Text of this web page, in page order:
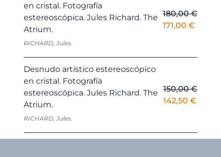
en cristal. Fotografía
estereoscópica. Jules Richard. The
Atrium.
RICHARD, Jules.
180,00€
El
era:
171,00 €
es:
Desnudo artístico estereoscópico
en cristal. Fotografía
estereoscópica. Jules Richard. The
Atrium.
RICHARD, Jules.
150,00€
El
era:
142,50 €
es: